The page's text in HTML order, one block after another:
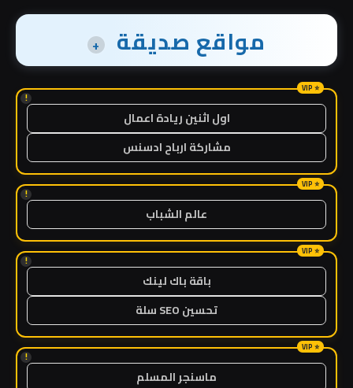
مواقع صديقة +
!
اول اثنين ريادة اعمال
مشاركة ارباح ادسنس
!
عالم الشباب
!
باقة باك لينك
تحسين SEO سلة
!
ماسنجر المسلم